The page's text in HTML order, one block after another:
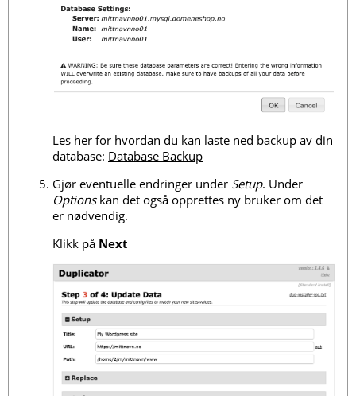
Les her for hvordan du kan laste ned backup av din
database: Database Backup
Gjør eventuelle endringer under Setup. Under
Optionskan det også opprettes ny bruker om det
er nødvendig.
Klikk på Next